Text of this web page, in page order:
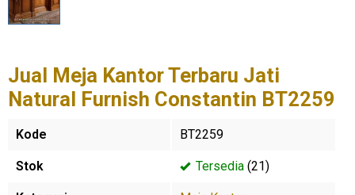
Jual Meja Kantor Terbaru Jati
Natural Furnish Constantin BT2259
Kode BT2259
Stok Tersedia (21)